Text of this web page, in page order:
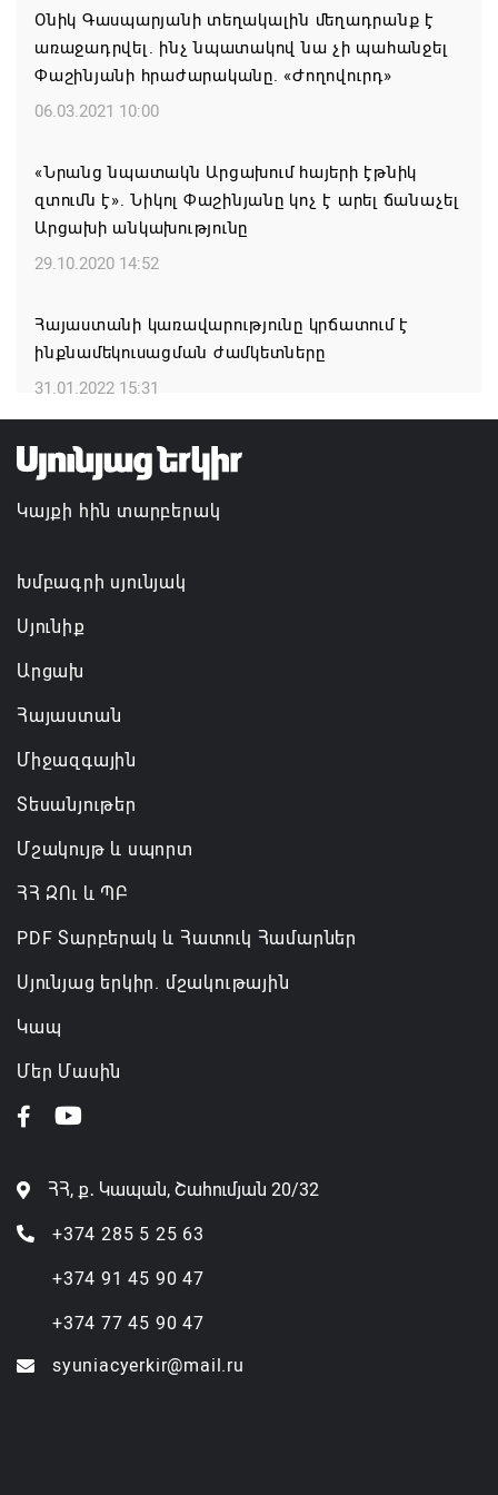
«Հայաստան» խմբակցությունը ևս մասնակցելու է
06.08.2026 17:04
06.08.2026 14:21
պահպանման, թե՛ արտաքին ճակատում հայ
ժողովրդի շահերի պաշտպանության գործը
06.08.2026 14:18
Անդրանիկ Սիմոնյանը վերանշանակվել է ԱԱԾ
ազատվել է պաշտոնից
06.08.2026 14:16
նախարարությունների անվանումները
06.08.2026 12:45
Օնիկ Գասպարյանի տեղակալին մեղադրանք է
առաջադրվել. ինչ նպատակով նա չի պահանջել
Փաշինյանի հրաժարականը. «Ժողովուրդ»
06.03.2021 10:00
«Նրանց նպատակն Արցախում հայերի էթնիկ
զտումն է». Նիկոլ Փաշինյանը կոչ է արել ճանաչել
Արցախի անկախությունը
29.10.2020 14:52
Հայաստանի կառավարությունը կրճատում է
ինքնամեկուսացման ժամկետները
31.01.2022 15:31
Կայքի հին տարբերակ
Խմբագրի սյունյակ
Սյունիք
Արցախ
Հայաստան
Միջազգային
Տեսանյութեր
Մշակույթ և սպորտ
ՀՀ ԶՈւ և ՊԲ
PDF Տարբերակ և Հատուկ Համարներ
Սյունյաց երկիր. մշակութային
Կապ
Մեր Մասին
ՀՀ, ք․ Կապան, Շահումյան 20/32
+374 285 5 25 63
+374 91 45 90 47
+374 77 45 90 47
syuniacyerkir@mail.ru